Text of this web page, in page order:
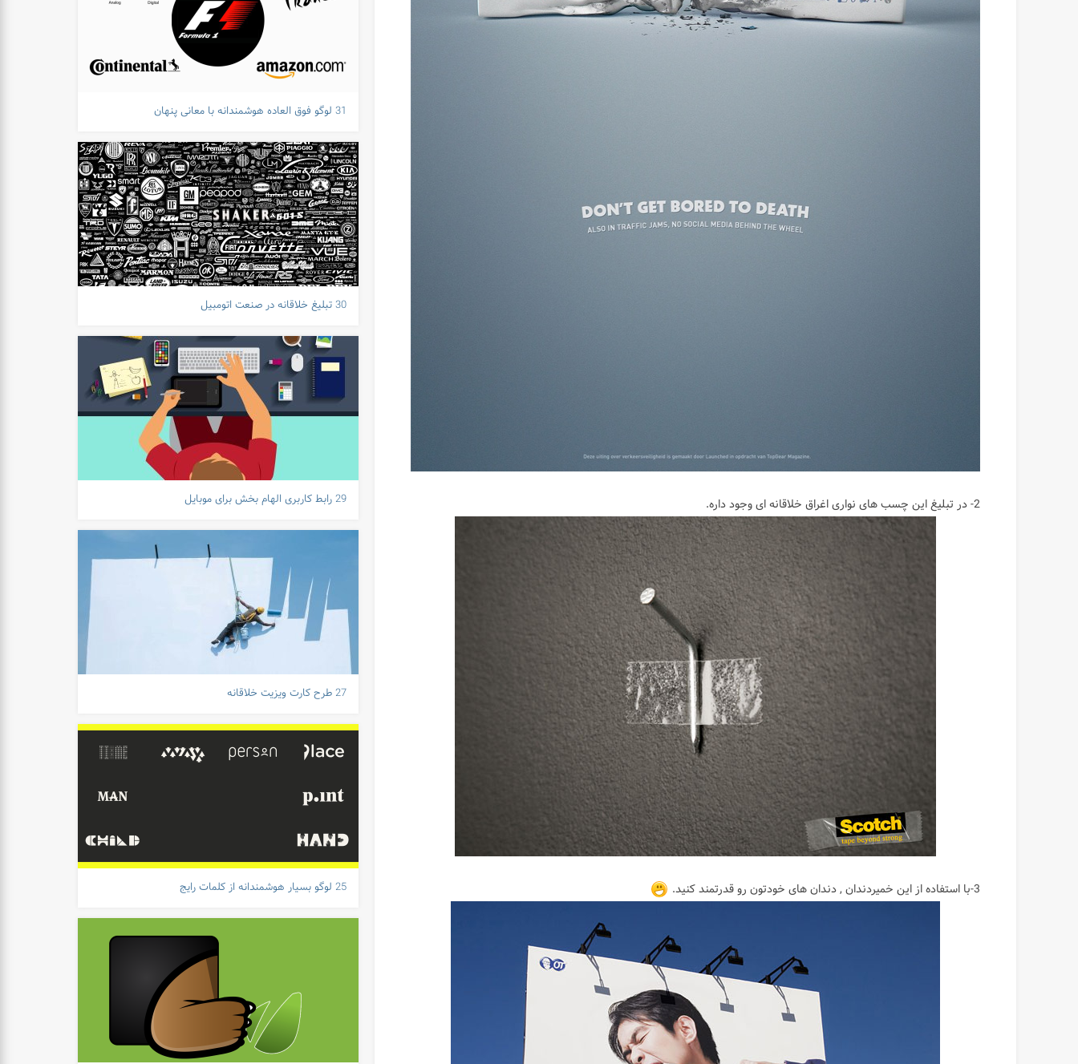
2- در تبلیغ این چسب های نواری اغراق خلاقانه ای وجود داره.
3-با استفاده از این خمیردندان , دندان های خودتون رو قدرتمند کنید.
31 لوگو فوق العاده هوشمندانه با معانی پنهان
30 تبلیغ خلاقانه در صنعت اتومبیل
29 رابط کاربری الهام بخش برای موبایل
27 طرح کارت ویزیت خلاقانه
25 لوگو بسیار هوشمندانه از کلمات رایج